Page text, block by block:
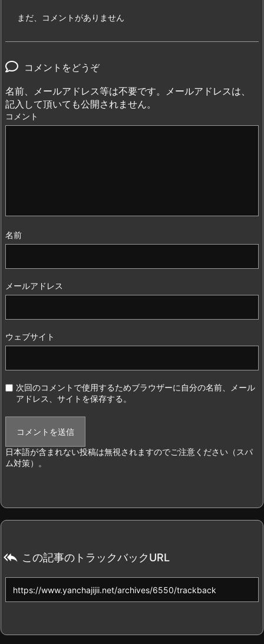
まだ、コメントがありません
コメントをどうぞ
名前、メールアドレス等は不要です。メールアドレスは、
記入して頂いても公開されません。
コメント
名前
メールアドレス
ウェブサイト
次回のコメントで使用するためブラウザーに自分の名前、メール
アドレス、サイトを保存する。
日本語が含まれない投稿は無視されますのでご注意ください（スパ
ム対策）。
 この記事のトラックバックURL